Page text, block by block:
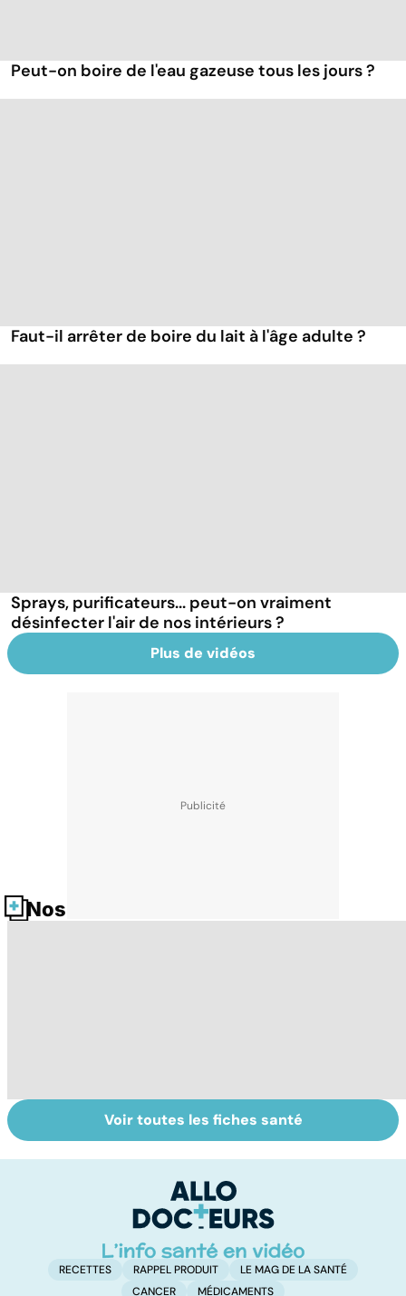
Peut-on boire de l'eau gazeuse tous les jours ?
Faut-il arrêter de boire du lait à l'âge adulte ?
Sprays, purificateurs... peut-on vraiment
désinfecter l'air de nos intérieurs ?
Plus de vidéos
Nos fiches santé
Cancer du
poumon : le
Le saturnisme :
une intoxication
Voir toutes les fiches santé
RECETTES RAPPEL PRODUIT
LE MAG DE LA SANTÉ
CANCER
MÉDICAMENTS